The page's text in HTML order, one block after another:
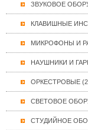
ЗВУКОВОЕ
КЛАВИШНЫЕ
МИКРОФОНЫ И
НАУШНИКИ И
ОРКЕСТРОВЫЕ
СВЕТОВОЕ
СТУДИЙНОЕ